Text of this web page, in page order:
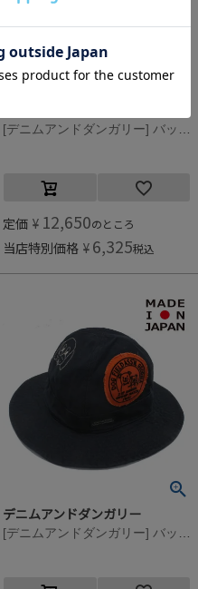
定価 ¥ 12,650のところ
当店特別価格 ¥ 6,325税込
デニムアンドダンガリー